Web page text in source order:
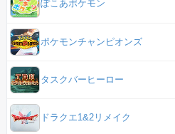
ぽこあポケモン
ポケモンチャンピオンズ
タスクバーヒーロー
ドラクエ1&2リメイク